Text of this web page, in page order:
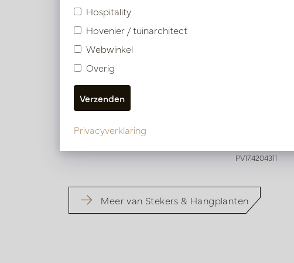
Callisia Hangplant UV Groen H70
Op voorraad
PV17.4204311
Meer van Stekers & Hangplanten
Hospitality
Hovenier / tuinarchitect
Webwinkel
Overig
Privacyverklaring